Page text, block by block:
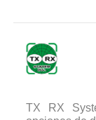
TX RX